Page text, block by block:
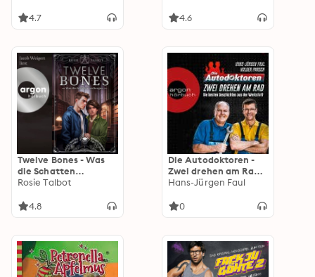
Hatschi
4.7
Hexengeburtstag,
4.6
Twelve Bones - Was
die Schatten
verbergen - Souls-
(Ungekürzte Lesung)
Rosie Talbot
4.8
Die Autodoktoren -
Zwei drehen am Rad:
Die besten
Werkstatt
Hans-Jürgen Faul
0